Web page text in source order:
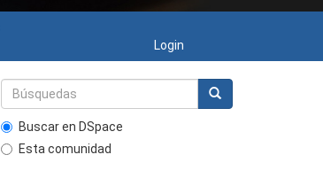
Login
Buscar en DSpace
Esta comunidad